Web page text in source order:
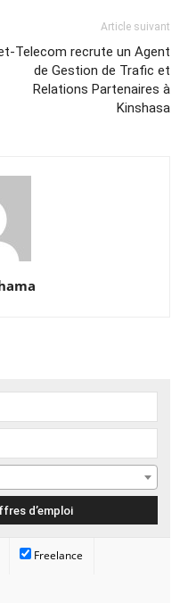
Article suivant
Telecom recrute un Agent
de Gestion de Trafic et
Relations Partenaires à
Kinshasa
Freelance